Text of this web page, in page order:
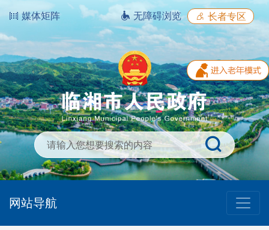
媒体矩阵 无障碍浏览 长者专区
网站导航